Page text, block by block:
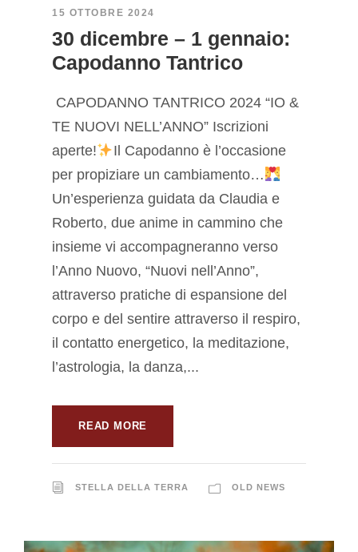
15 OTTOBRE 2024
30 dicembre – 1 gennaio:
Capodanno Tantrico
CAPODANNO TANTRICO 2024 “IO &
TE NUOVI NELL’ANNO” Iscrizioni
aperte!
Il Capodanno è l’occasione
per propiziare un cambiamento…
Un’esperienza guidata da Claudia e
Roberto, due anime in cammino che
insieme vi accompagneranno verso
l’Anno Nuovo, “Nuovi nell’Anno”,
attraverso pratiche di espansione del
corpo e del sentire attraverso il respiro,
il contatto energetico, la meditazione,
l’astrologia, la danza,...
READ MORE
STELLA DELLA TERRA OLD NEWS